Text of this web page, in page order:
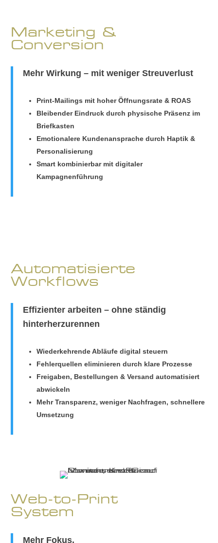
Marketing &
Conversion
Mehr Wirkung – mit weniger Streuverlust
Print-Mailings mit hoher Öffnungsrate & ROAS
Bleibender Eindruck durch physische Präsenz im
Briefkasten
Emotionalere Kundenansprache durch Haptik &
Personalisierung
Smart kombinierbar mit digitaler
Kampagnenführung
Automatisierte
Workflows
Effizienter arbeiten – ohne ständig
hinterherzurennen
Wiederkehrende Abläufe digital steuern
Fehlerquellen eliminieren durch klare Prozesse
Freigaben, Bestellungen & Versand automatisiert
abwickeln
Mehr Transparenz, weniger Nachfragen, schnellere
Umsetzung
Web-to-Print
System
Mehr Fokus,